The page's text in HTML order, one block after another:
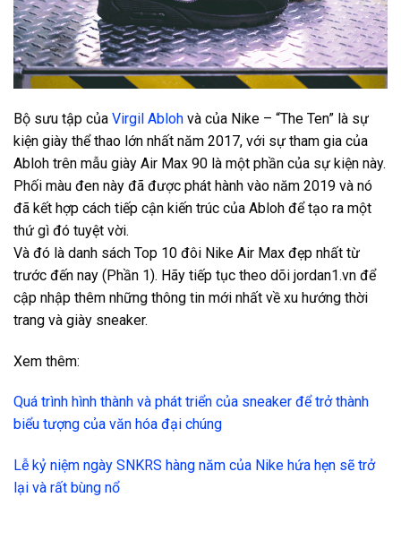
Bộ sưu tập của Virgil Abloh và của Nike – “The Ten” là sự
kiện giày thể thao lớn nhất năm 2017, với sự tham gia của
Abloh trên mẫu giày Air Max 90 là một phần của sự kiện này.
Phối màu đen này đã được phát hành vào năm 2019 và nó
đã kết hợp cách tiếp cận kiến trúc của Abloh để tạo ra một
thứ gì đó tuyệt vời.
Và đó là danh sách Top 10 đôi Nike Air Max đẹp nhất từ
trước đến nay (Phần 1). Hãy tiếp tục theo dõi jordan1.vn để
cập nhập thêm những thông tin mới nhất về xu hướng thời
trang và giày sneaker.
Xem thêm:
Quá trình hình thành và phát triển của sneaker để trở thành
biểu tượng của văn hóa đại chúng
Lễ kỷ niệm ngày SNKRS hàng năm của Nike hứa hẹn sẽ trở
lại và rất bùng nổ